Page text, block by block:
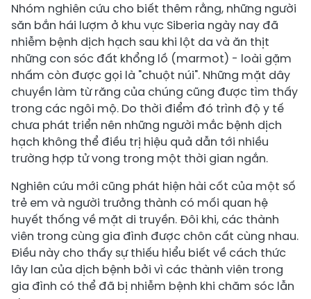
Nhóm nghiên cứu cho biết thêm rằng, những người
săn bắn hái lượm ở khu vực Siberia ngày nay đã
nhiễm bệnh dịch hạch sau khi lột da và ăn thịt
những con sóc đất khổng lồ (marmot) - loài gặm
nhấm còn được gọi là "chuột núi". Những mặt dây
chuyền làm từ răng của chúng cũng được tìm thấy
trong các ngôi mộ. Do thời điểm đó trình độ y tế
chưa phát triển nên những người mắc bệnh dịch
hạch không thể điều trị hiệu quả dẫn tới nhiều
trường hợp tử vong trong một thời gian ngắn.
Nghiên cứu mới cũng phát hiện hài cốt của một số
trẻ em và người trưởng thành có mối quan hệ
huyết thống về mặt di truyền. Đôi khi, các thành
viên trong cùng gia đình được chôn cất cùng nhau.
Điều này cho thấy sự thiếu hiểu biết về cách thức
lây lan của dịch bệnh bởi vì các thành viên trong
gia đình có thể đã bị nhiễm bệnh khi chăm sóc lẫn